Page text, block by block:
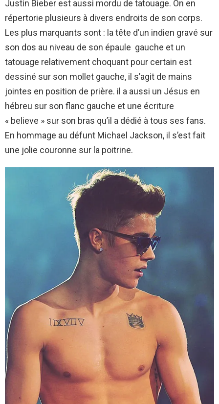
Justin Bieber est aussi mordu de tatouage. On en
répertorie plusieurs à divers endroits de son corps.
Les plus marquants sont : la tête d’un indien gravé sur
son dos au niveau de son épaule gauche et un
tatouage relativement choquant pour certain est
dessiné sur son mollet gauche, il s’agit de mains
jointes en position de prière. il a aussi un Jésus en
hébreu sur son flanc gauche et une écriture
« believe » sur son bras qu’il a dédié à tous ses fans.
En hommage au défunt Michael Jackson, il s’est fait
une jolie couronne sur la poitrine.